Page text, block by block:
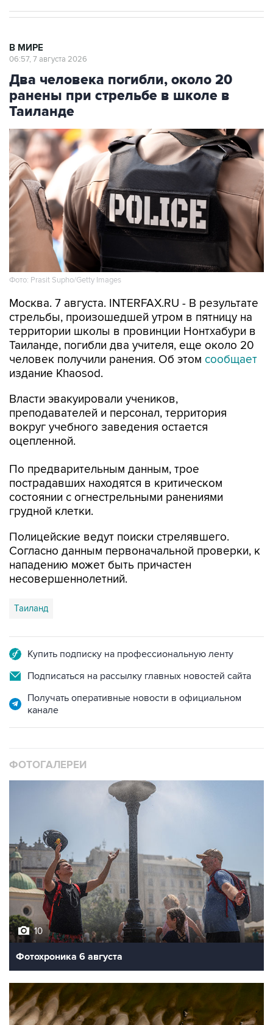
В МИРЕ
06:57, 7 августа 2026
Два человека погибли, около 20
ранены при стрельбе в школе в
Таиланде
Фото: Prasit Supho/Getty Images
Москва. 7 августа. INTERFAX.RU - В результате
стрельбы, произошедшей утром в пятницу на
территории школы в провинции Нонтхабури в
Таиланде, погибли два учителя, еще около 20
человек получили ранения. Об этом сообщает
издание Khaosod.
Власти эвакуировали учеников,
преподавателей и персонал, территория
вокруг учебного заведения остается
оцепленной.
По предварительным данным, трое
пострадавших находятся в критическом
состоянии с огнестрельными ранениями
грудной клетки.
Полицейские ведут поиски стрелявшего.
Согласно данным первоначальной проверки, к
нападению может быть причастен
несовершеннолетний.
Таиланд
Купить подписку на профессиональную ленту
Подписаться на рассылку главных новостей сайта
Получать оперативные новости в официальном
канале
ФОТОГАЛЕРЕИ
10
Фотохроника 6 августа